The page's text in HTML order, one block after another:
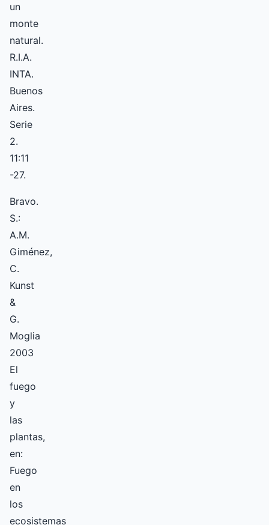
un
monte
natural.
R.I.A.
INTA.
Buenos
Aires.
Serie
2.
11:11
-27.
Bravo.
S.:
A.M.
Giménez,
C.
Kunst
&
G.
Moglia
2003
El
fuego
y
las
plantas,
en:
Fuego
en
los
ecosistemas